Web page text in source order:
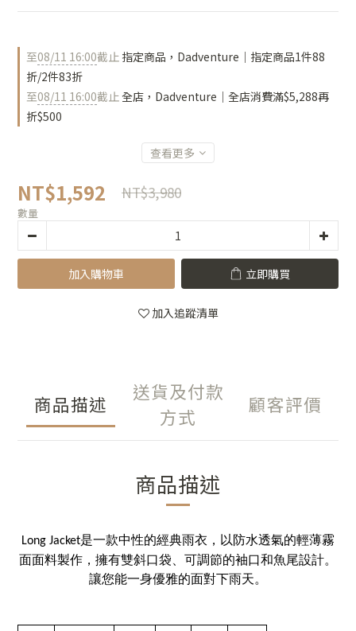
至08/11 16:00截止 指定商品，Dadventure｜指定商品1件88
折/2件83折
至08/11 16:00截止全店，Dadventure｜全店消費滿$5,288再
折$500
查看更多
NT$1,592 NT$3,980
數量
加入購物車 立即購買
加入追蹤清單
商品描述
送貨及付款
方式
顧客評價
商品描述
Long Jacket是一款中性的經典雨衣，以防水透氣的輕薄霧
面面料製作，擁有雙斜口袋、可調節的袖口和魚尾設計。
讓您能一身優雅的面對下雨天。